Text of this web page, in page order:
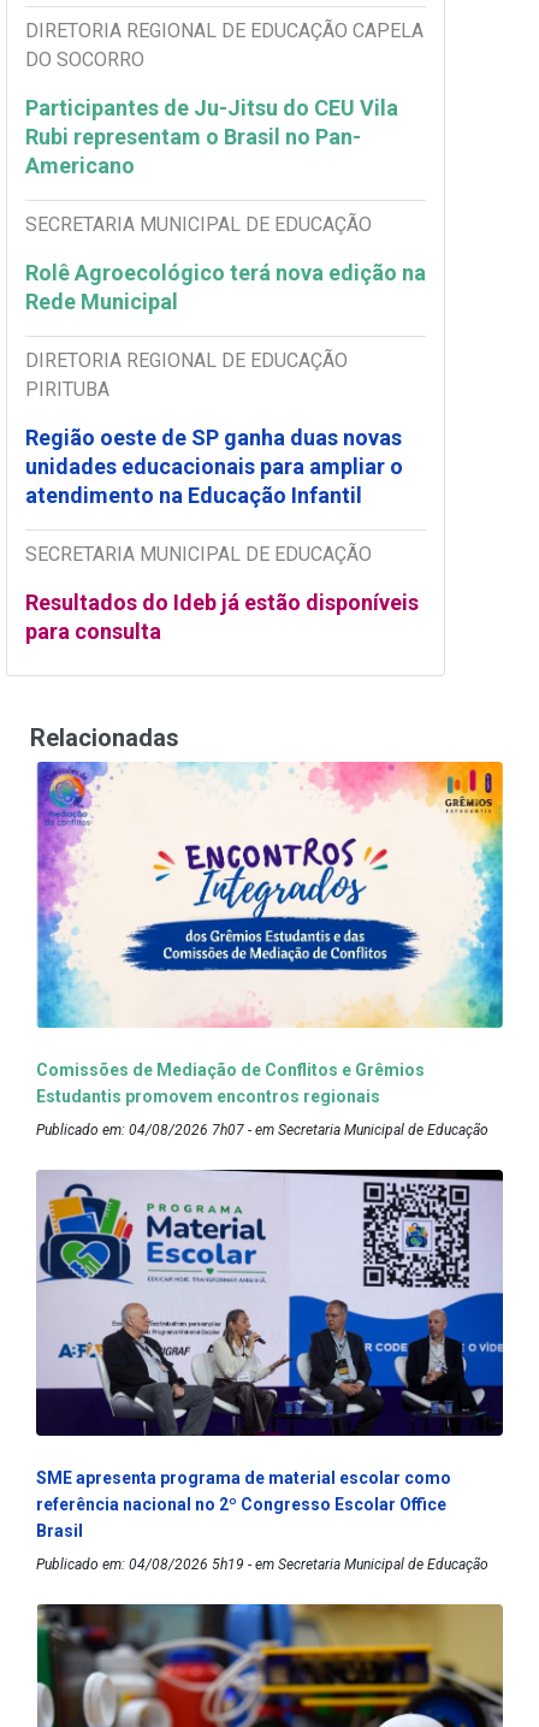
DIRETORIA REGIONAL DE EDUCAÇÃO CAPELA
DO SOCORRO
Participantes de Ju-Jitsu do CEU Vila
Rubi representam o Brasil no Pan-
Americano
SECRETARIA MUNICIPAL DE EDUCAÇÃO
Rolê Agroecológico terá nova edição na
Rede Municipal
DIRETORIA REGIONAL DE EDUCAÇÃO
PIRITUBA
Região oeste de SP ganha duas novas
unidades educacionais para ampliar o
atendimento na Educação Infantil
SECRETARIA MUNICIPAL DE EDUCAÇÃO
Resultados do Ideb já estão disponíveis
para consulta
Relacionadas
Comissões de Mediação de Conflitos e Grêmios
Estudantis promovem encontros regionais
Publicado em: 04/08/2026 7h07 - em Secretaria Municipal de Educação
SME apresenta programa de material escolar como
referência nacional no 2º Congresso Escolar Office
Brasil
Publicado em: 04/08/2026 5h19 - em Secretaria Municipal de Educação